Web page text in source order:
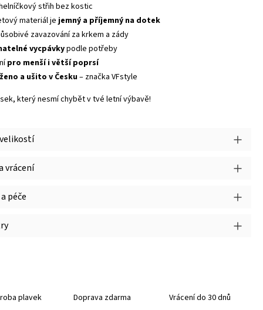
vrácení
péče
plavek Doprava zdarma Vrácení do 30 dnů
střih bez kostic
materiál jejemný a příjemný na dotek
zavazování za krkem a zády
vycpávkypodle potřeby
pro menší i větší poprsí
a ušito v Česku– značka VFstyle
který nesmí chybět v tvé letní výbavě!